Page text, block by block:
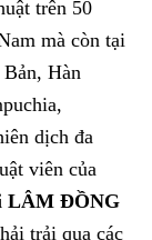
trên 50
mà còn tại
Hàn
dịch đa
viên của
LÂM ĐỒNG
trải qua các